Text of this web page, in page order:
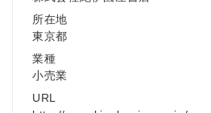
所在地
東京都
業種
小売業
URL